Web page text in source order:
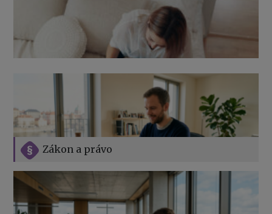
Zákon a právo
Jak na podnikání při rodičovské dovolené